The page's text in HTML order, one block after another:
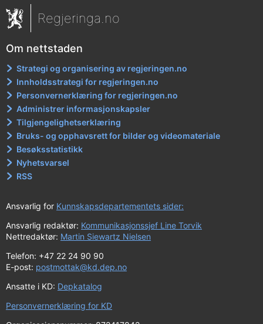
Regjeringa.no
Om nettstaden
Strategi og organisering av regjeringen.no
Innholdsstrategi for regjeringen.no
Personvernerklæring for regjeringen.no
Administrer informasjonskapsler
Tilgjengelighetserklæring
Bruks- og opphavsrett for bilder og videomateriale
Besøksstatistikk
Nyhetsvarsel
RSS
Ansvarlig for Kunnskapsdepartementets sider:
Ansvarlig redaktør: Kommunikasjonssjef Line Torvik
Nettredaktør: Martin Siewartz Nielsen
Telefon: +47 22 24 90 90
E-post: postmottak@kd.dep.no
Ansatte i KD: Depkatalog
Personvernerklæring for KD